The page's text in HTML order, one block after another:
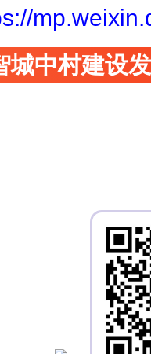
城中村建设